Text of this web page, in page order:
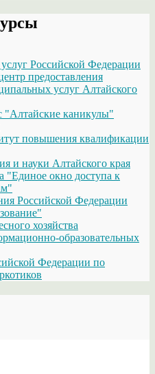
Российской Федерации
предоставления
услуг Алтайского
каникулы"
повышения квалификации
и науки Алтайского края
"Единое окно доступа к
Российской Федерации
хозяйства
образовательных
Федерации по